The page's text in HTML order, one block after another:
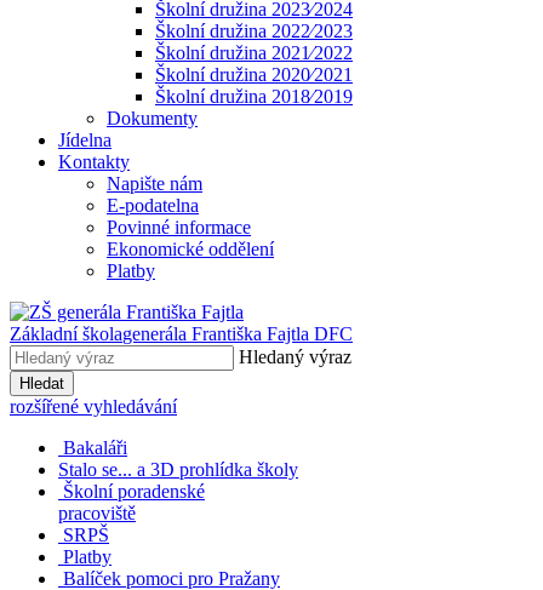
Školní družina 2023⁄2024
Školní družina 2022⁄2023
Školní družina 2021⁄2022
Školní družina 2020⁄2021
Školní družina 2018⁄2019
Dokumenty
Jídelna
Kontakty
Napište nám
E-podatelna
Povinné informace
Ekonomické oddělení
Platby
Základní školagenerála Františka Fajtla DFC
Hledaný výraz
Hledat
rozšířené vyhledávání
Bakaláři
Stalo se... a 3D prohlídka školy
Školní poradenské
pracoviště
SRPŠ
Platby
Balíček pomoci pro Pražany